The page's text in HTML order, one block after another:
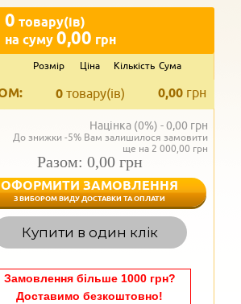
0 товару(ів)
на суму0,00 грн
Розмір Ціна Кількість Сума
0,00 грн
0 товару(ів)
Націнка (0%) -0,00 грн
До знижки -5% Вам залишилося замовити
ще на 2 000,00 грн
Разом: 0,00 грн
ОФОРМИТИ ЗАМОВЛЕННЯ
З ВИБОРОМ ВИДУ ДОСТАВКИ ТА ОПЛАТИ
Купити в один клік
Замовлення більше 1000 грн?
Доставимо безкоштовно!